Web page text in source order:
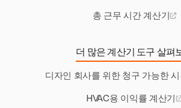
총 근무 시간 계산기
더 많은 계산기 도구 살펴
디자인 회사를 위한 청구 가능한
HVAC용 이익률 계산기